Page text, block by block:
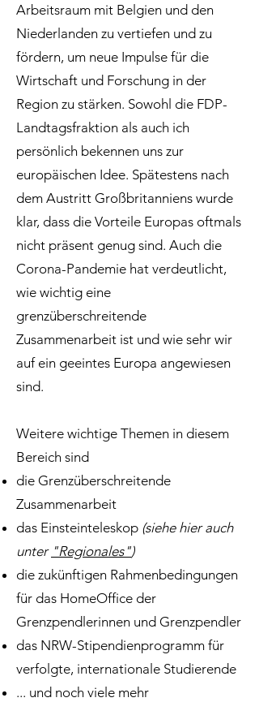
Arbeitsraum mit Belgien und den
Niederlanden zu vertiefen und zu
fördern, um neue Impulse für die
Wirtschaft und Forschung in der
Region zu stärken. Sowohl die FDP-
Landtagsfraktion als auch ich
persönlich bekennen uns zur
europäischen Idee. Spätestens nach
dem Austritt Großbritanniens wurde
klar, dass die Vorteile Europas oftmals
nicht präsent genug sind. Auch die
Corona-Pandemie hat verdeutlicht,
wie wichtig eine
grenzüberschreitende
Zusammenarbeit ist und wie sehr wir
auf ein geeintes Europa angewiesen
sind.
Weitere wichtige Themen in diesem
Bereich sind
die Grenzüberschreitende
Zusammenarbeit
das Einsteinteleskop (siehe hier auch
unter "Regionales")
die zukünftigen Rahmenbedingungen
für das HomeOffice der
Grenzpendlerinnen und Grenzpendler
das NRW-Stipendienprogramm für
verfolgte, internationale Studierende
... und noch viele mehr